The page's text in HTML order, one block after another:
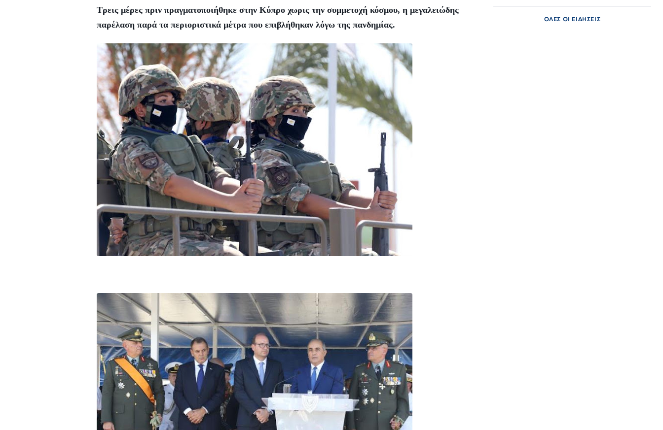
Τρεις μέρες πριν πραγματοποιήθηκε στην Κύπρο χωρις την συμμετοχή κόσμου, η μεγαλειώδης
παρέλαση παρά τα περιοριστικά μέτρα που επιβλήθηκαν λόγω της πανδημίας.
ΟΛΕΣ ΟΙ ΕΙΔΗΣΕΙΣ